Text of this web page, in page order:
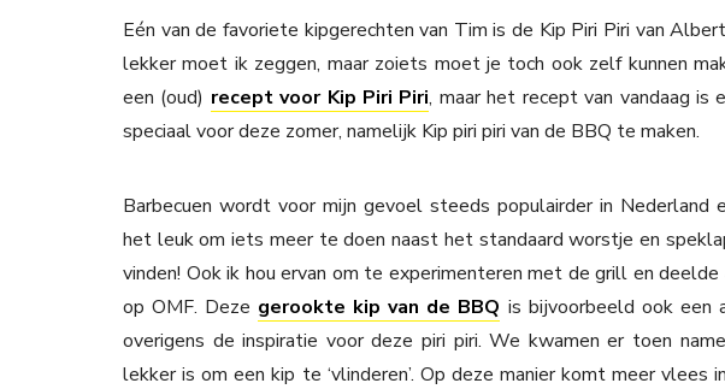
Eén van de favoriete kipgerechten van Tim is de Kip Piri Piri van
lekker moet ik zeggen, maar zoiets moet je toch ook zelf kunnen
een (oud) recept voor Kip Piri Piri, maar het recept van vandaag
speciaal voor deze zomer, namelijk Kip piri piri van de BBQ te maken.
Barbecuen wordt voor mijn gevoel steeds populairder in Nederland
het leuk om iets meer te doen naast het standaard worstje en
vinden! Ook ik hou ervan om te experimenteren met de grill en
op OMF. Deze gerookte kip van de BBQ is bijvoorbeeld ook een
overigens de inspiratie voor deze piri piri. We kwamen er toen
lekker is om een kip te ‘vlinderen’. Op deze manier komt meer vlees